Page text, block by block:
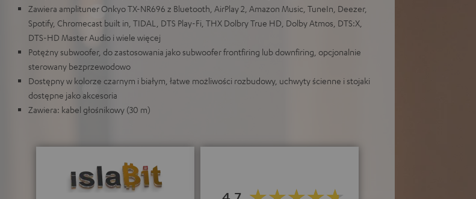
Zawiera amplituner Onkyo TX-NR696 z Bluetooth, AirPlay 2, Amazon Music, TuneIn, Deezer,
Spotify, Chromecast built in, TIDAL, DTS Play-Fi, THX Dolbry True HD, Dolby Atmos, DTS:X,
DTS-HD Master Audio i wiele więcej
Potężny subwoofer, do zastosowania jako subwoofer frontfiring lub downfiring, opcjonalnie
sterowany bezprzewodowo
Dostępny w kolorze czarnym i białym, łatwe możliwości rozbudowy, uchwyty ścienne i stojaki
dostępne jako akcesoria
Zawiera: kabel głośnikowy (30 m)